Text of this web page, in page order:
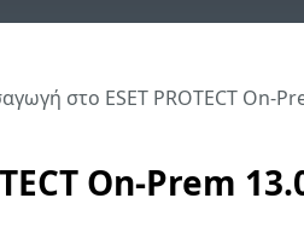
On-Prem
στο ESET PROTECT On-